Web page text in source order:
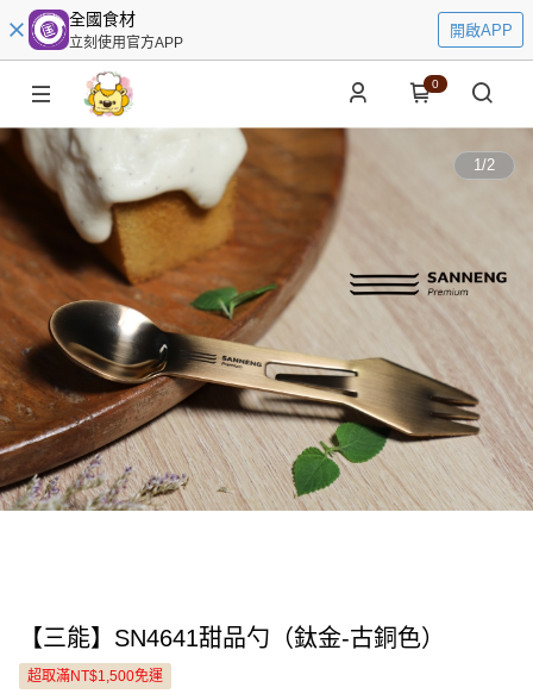
全國食材
立刻使用官方APP
開啟APP
0
1/2
【三能】SN4641甜品勺（鈦金-古銅色）
超取滿NT$1,500免運